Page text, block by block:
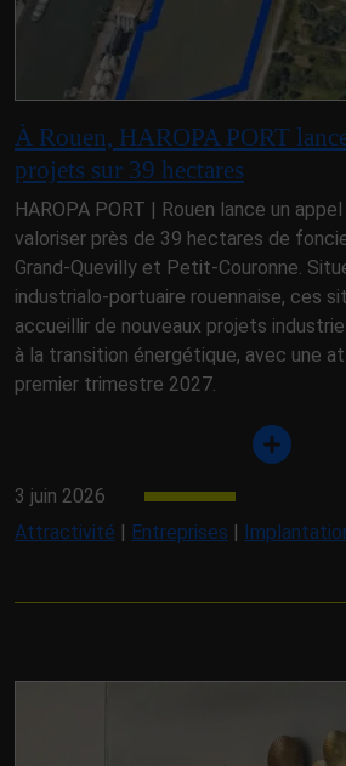
À Rouen, HAROPA PORT
projets sur 39 hectares
HAROPA PORT | Rouen lance un
valoriser près de 39 hectares de
Grand-Quevilly et Petit-Couronne.
industrialo-portuaire rouennaise, ces
accueillir de nouveaux projets
à la transition énergétique, avec une
premier trimestre 2027.
3 juin 2026
Attractivité | Entreprises |